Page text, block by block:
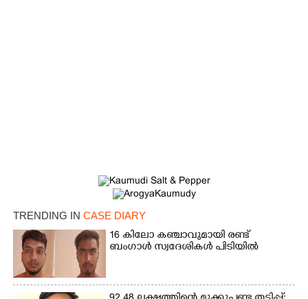
TRENDING IN CASE DIARY
16 കിലോ കഞ്ചാവുമായി രണ്ട്
ബംഗാൾ സ്വദേശികൾ പിടിയിൽ